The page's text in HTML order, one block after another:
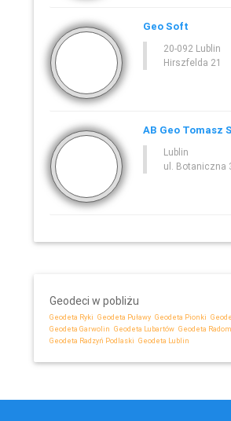
Geo Soft
20-092 Lublin
Hirszfelda 21
AB Geo Tomasz
Lublin
ul. Botaniczna
Geodeci w pobliżu
Geodeta Ryki Geodeta Puławy Geodeta Pionki
Geodeta Garwolin Geodeta Lubartów Geodeta Radom
Geodeta Radzyń Podlaski Geodeta Lublin